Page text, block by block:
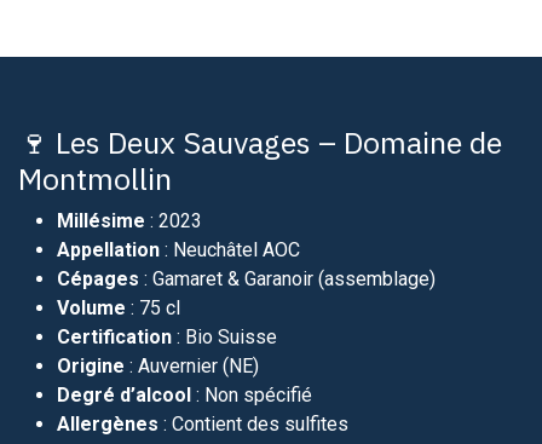
🍷 Les Deux Sauvages – Domaine de
Montmollin
Millésime : 2023
Appellation : Neuchâtel AOC
Cépages : Gamaret & Garanoir (assemblage)
Volume : 75 cl
Certification : Bio Suisse
Origine : Auvernier (NE)
Degré d’alcool : Non spécifié
Allergènes : Contient des sulfites